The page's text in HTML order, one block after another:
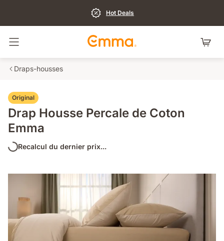
Hot Deals
Basculer la navigation
Draps-housses
Original
Drap Housse Percale de Coton
Emma
Recalcul du dernier prix...